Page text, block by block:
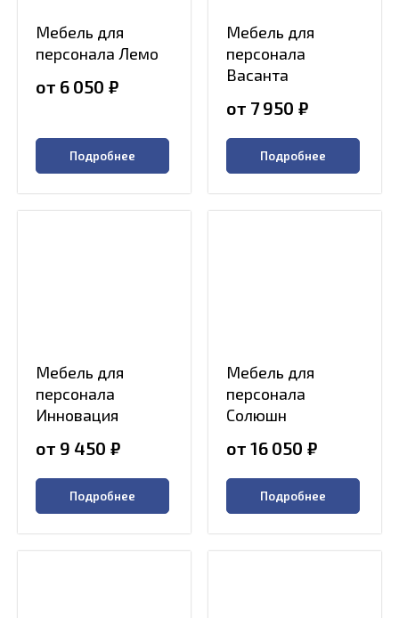
Мебель для
персонала Лемо
от 6 050 ₽
Подробнее
Мебель для
персонала
Васанта
от 7 950 ₽
Подробнее
Мебель для
персонала
Инновация
от 9 450 ₽
Подробнее
Мебель для
персонала
Солюшн
от 16 050 ₽
Подробнее